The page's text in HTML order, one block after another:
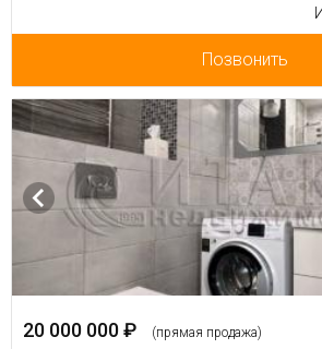
Позвонить
20 000 000 ₽ (прямая продажа)